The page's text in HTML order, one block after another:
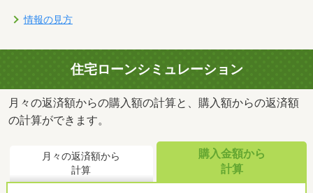
情報の見方
住宅ローンシミュレーション
月々の返済額からの購入額の計算と、購入額からの返済額
の計算ができます。
月々の返済額から
計算
購入金額から
計算